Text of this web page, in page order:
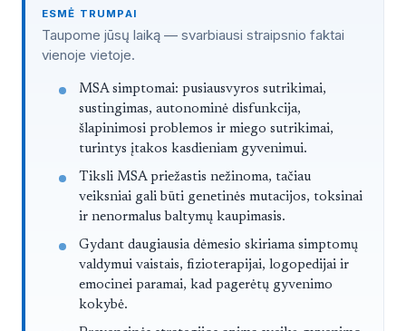
ESMĖ TRUMPAI
Taupome jūsų laiką — svarbiausi straipsnio faktai
vienoje vietoje.
Straipsnis trumpai
MSA simptomai: pusiausvyros sutrikimai,
sustingimas, autonominė disfunkcija,
šlapinimosi problemos ir miego sutrikimai,
turintys įtakos kasdieniam gyvenimui.
Tiksli MSA priežastis nežinoma, tačiau
veiksniai gali būti genetinės mutacijos, toksinai
ir nenormalus baltymų kaupimasis.
Gydant daugiausia dėmesio skiriama simptomų
valdymui vaistais, fizioterapijai, logopedijai ir
emocinei paramai, kad pagerėtų gyvenimo
kokybė.